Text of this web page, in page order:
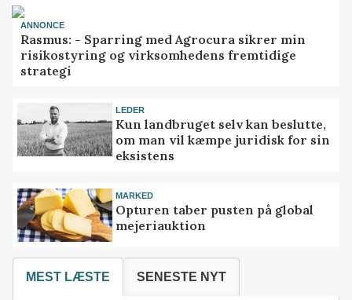
ANNONCE
Rasmus: - Sparring med Agrocura sikrer min
risikostyring og virksomhedens fremtidige
strategi
LEDER
Kun landbruget selv kan beslutte,
om man vil kæmpe juridisk for sin
eksistens
MARKED
Opturen taber pusten på global
mejeriauktion
MEST LÆSTE SENESTE NYT